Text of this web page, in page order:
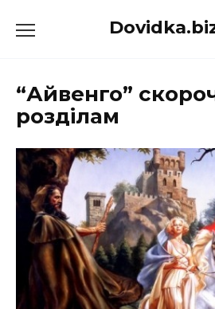
до
“Айвенго”
розділам